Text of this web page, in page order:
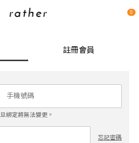
0
註冊會員
綁定將無法變更。
忘記密碼